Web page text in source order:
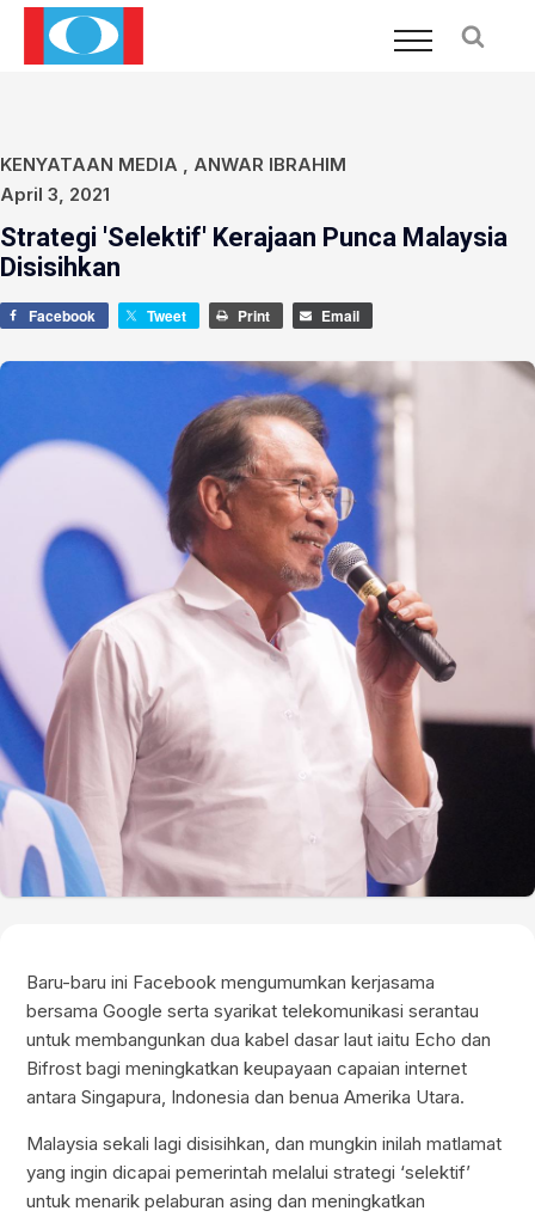
KENYATAAN MEDIA , ANWAR IBRAHIM
April 3, 2021
Strategi 'Selektif' Kerajaan Punca Malaysia
Disisihkan
Facebook Tweet Print Email
Baru-baru ini Facebook mengumumkan kerjasama
bersama Google serta syarikat telekomunikasi serantau
untuk membangunkan dua kabel dasar laut iaitu Echo dan
Bifrost bagi meningkatkan keupayaan capaian internet
antara Singapura, Indonesia dan benua Amerika Utara.
Malaysia sekali lagi disisihkan, dan mungkin inilah matlamat
yang ingin dicapai pemerintah melalui strategi ‘selektif’
untuk menarik pelaburan asing dan meningkatkan